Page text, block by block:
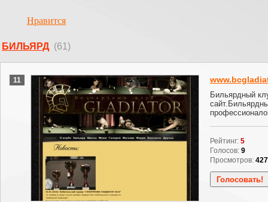
Нравится
БИЛЬЯРД (61)
11
Бильярдный
Рейтинг: 5
Голосов: 9
Просмотров: